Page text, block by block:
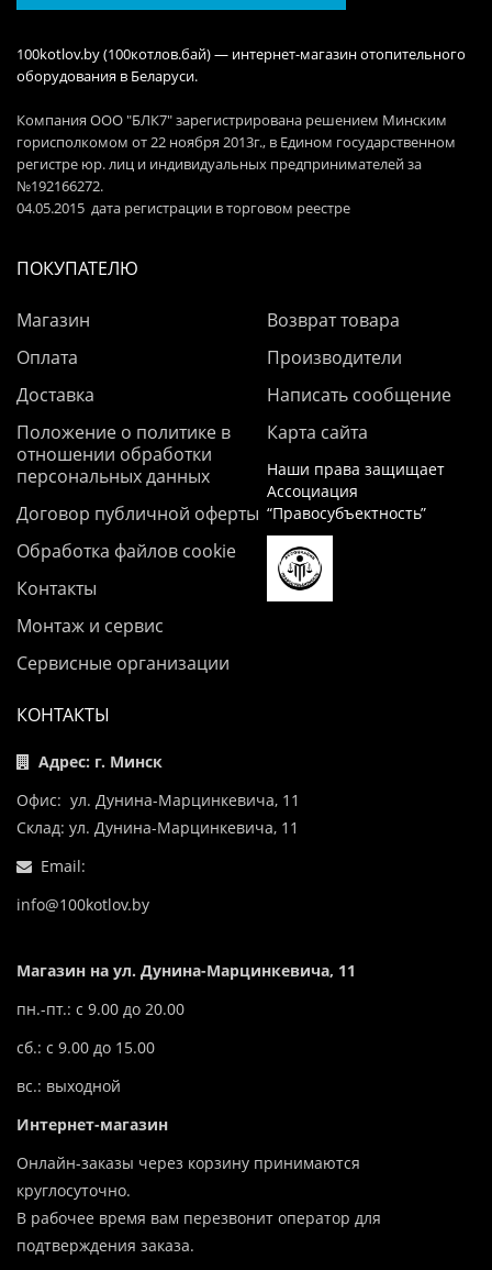
100kotlov.by (100котлов.бай) — интернет-магазин отопительного
оборудования в Беларуси.
Компания ООО "БЛК7" зарегистрирована решением Минским
горисполкомом от 22 ноября 2013г., в Едином государственном
регистре юр. лиц и индивидуальных предпринимателей за
№192166272.
04.05.2015 дата регистрации в торговом реестре
ПОКУПАТЕЛЮ
Магазин
Оплата
Доставка
Положение о политике в
отношении обработки
персональных данных
Договор публичной оферты
Обработка файлов cookie
Контакты
Монтаж и сервис
Сервисные организации
Возврат товара
Производители
Написать сообщение
Карта сайта
Наши права защищает
Ассоциация
“Правосубъектность”
КОНТАКТЫ
Адрес: г. Минск
Офис: ул. Дунина-Марцинкевича, 11
Склад: ул. Дунина-Марцинкевича, 11
Email:
info@100kotlov.by
Магазин на ул. Дунина-Марцинкевича, 11
пн.-пт.: с 9.00 до 20.00
сб.: с 9.00 до 15.00
вс.: выходной
Интернет-магазин
Онлайн-заказы через корзину принимаются
круглосуточно.
В рабочее время вам перезвонит оператор для
подтверждения заказа.